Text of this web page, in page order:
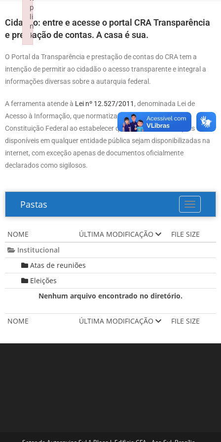
Cidadão: entre e acesse o portal CRA Transparência
e prestação de contas. A casa é sua.
O Portal da Transparência e prestação de contas do CRA tem a
intenção de permitir ao cidadão o acesso transparente e integral a
informações diversas sobre a autarquia federal.
A ferramenta atende à Lei nº 12.527/2011 , denominada Lei de
Acesso à Informação, que normatiza os artigos 5º e 37 da
Constituição Federal ao estabelecer que todas as informações
disponíveis em qualquer entidade pública sejam disponibilizadas na
internet, com exceção apenas de documentos oficialmente
declarados como sigilosos.
Toggle
Pastas
NOME ÚLTIMA MODIFICAÇÃO FILE SIZE
NOME ÚLTIMA MODIFICAÇÃO FILE SIZE
Institucional
Atas de reuniões
Eleições
Nenhum arquivo encontrado no diretório.
p
li
n
k
Failed to initialize plugin: wplink